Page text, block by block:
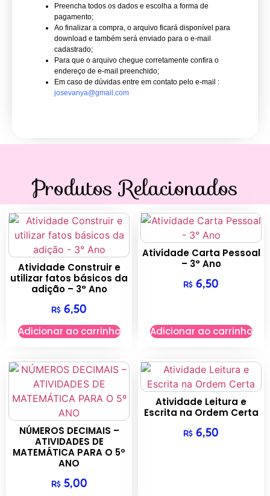
Preencha todos os dados e escolha a forma de
pagamento;
Ao finalizar a compra, o arquivo ficará disponível para
download e também será enviado para o e-mail
cadastrado;
Para que o arquivo chegue corretamente confira o
endereço de e-mail preenchido;
Em caso de dúvidas entre em contato pelo e-mail :
josevanya@gmail.com
Produtos Relacionados
Atividade Construir e
utilizar fatos básicos da
adição – 3° Ano
R$ 6,50
Adicionar ao carrinho
Atividade Carta Pessoal
– 3° Ano
R$ 6,50
Adicionar ao carrinho
NÚMEROS DECIMAIS –
ATIVIDADES DE
MATEMÁTICA PARA O 5º
ANO
R$5,00
Atividade Leitura e
Escrita na Ordem Certa
R$ 6,50